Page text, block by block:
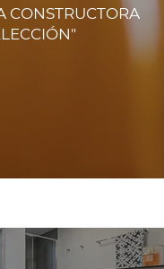
CONSTRUCTORA